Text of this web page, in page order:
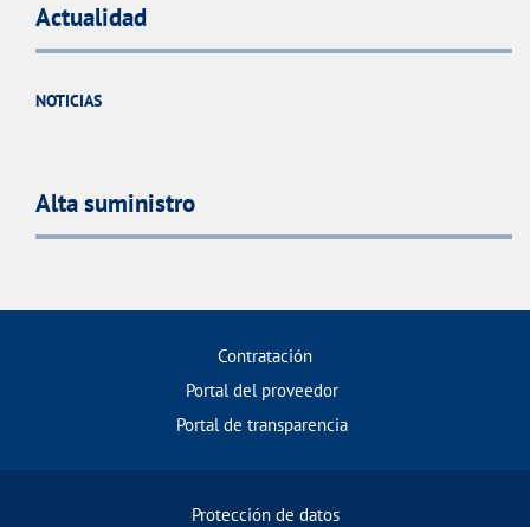
Actualidad
NOTICIAS
Alta suministro
Contratación
Portal del proveedor
Portal de transparencia
Protección de datos